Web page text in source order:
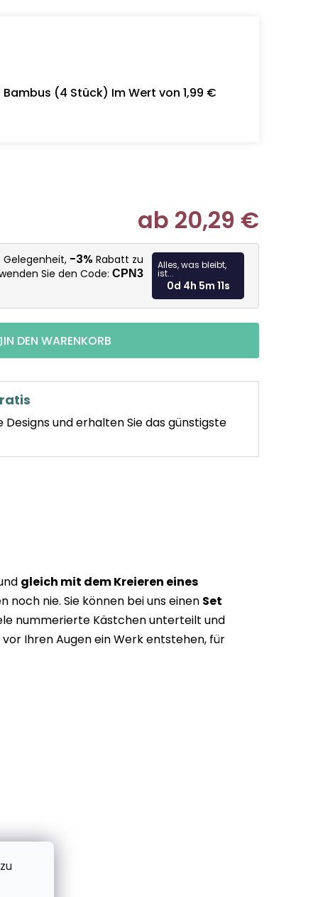
(4 Stück) Im Wert von 1,99 €
ab 20,29 €
Gelegenheit, -3% Rabatt zu
Sie den Code: CPN3
Alles, was bleibt,
ist...
0d 4h 5m 10s
IN DEN WARENKORB
Designs und erhalten Sie das günstigste
gleich mit dem Kreieren eines
noch nie. Sie können bei uns einen Set
nummerierte Kästchen unterteilt und
Ihren Augen ein Werk entstehen, für